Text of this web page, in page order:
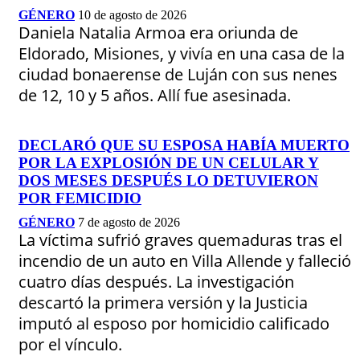
GÉNERO 10 de agosto de 2026
Daniela Natalia Armoa era oriunda de
Eldorado, Misiones, y vivía en una casa de la
ciudad bonaerense de Luján con sus nenes
de 12, 10 y 5 años. Allí fue asesinada.
DECLARÓ QUE SU ESPOSA HABÍA MUERTO
POR LA EXPLOSIÓN DE UN CELULAR Y
DOS MESES DESPUÉS LO DETUVIERON
POR FEMICIDIO
GÉNERO 7 de agosto de 2026
La víctima sufrió graves quemaduras tras el
incendio de un auto en Villa Allende y falleció
cuatro días después. La investigación
descartó la primera versión y la Justicia
imputó al esposo por homicidio calificado
por el vínculo.